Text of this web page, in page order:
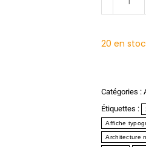
20 en
Catégories :
Étiquettes :
Affiche
Architecture